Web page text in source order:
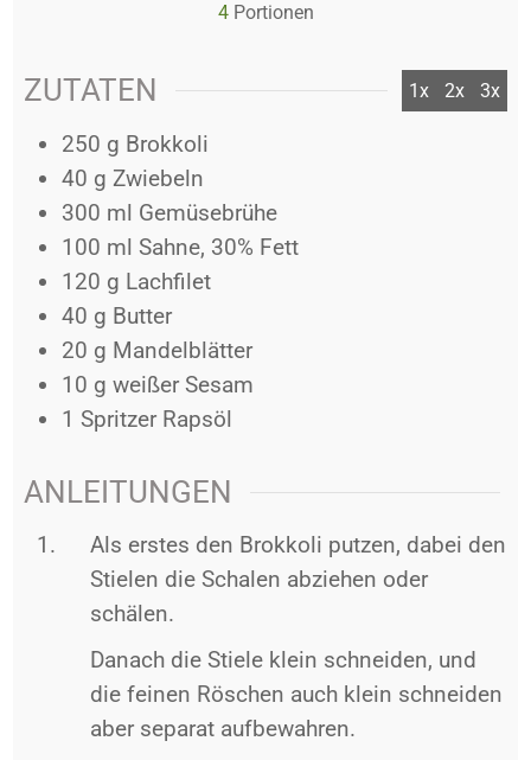
4 Portionen
ZUTATEN 1x 2x 3x
250 g Brokkoli
40 g Zwiebeln
300 ml Gemüsebrühe
100 ml Sahne, 30% Fett
120 g Lachfilet
40 g Butter
20 g Mandelblätter
10 g weißer Sesam
1 Spritzer Rapsöl
ANLEITUNGEN
Als erstes den Brokkoli putzen, dabei den
Stielen die Schalen abziehen oder
schälen.
Danach die Stiele klein schneiden, und
die feinen Röschen auch klein schneiden
aber separat aufbewahren.